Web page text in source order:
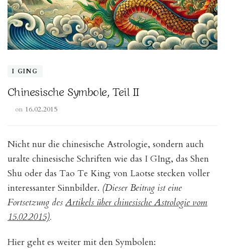
I GING
Chinesische Symbole, Teil II
on 16.02.2015
Nicht nur die chinesische Astrologie, sondern auch
uralte chinesische Schriften wie das I GIng, das Shen
Shu oder das Tao Te King von Laotse stecken voller
interessanter Sinnbilder. (Dieser Beitrag ist eine
Fortsetzung des Artikels über chinesische Astrologie vom
15.02.2015).
Hier geht es weiter mit den Symbolen: